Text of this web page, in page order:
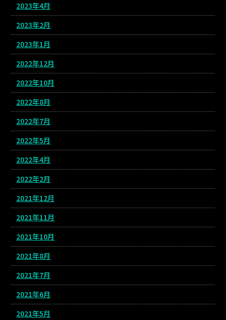
2023年4月
2023年2月
2023年1月
2022年12月
2022年10月
2022年8月
2022年7月
2022年5月
2022年4月
2022年2月
2021年12月
2021年11月
2021年10月
2021年8月
2021年7月
2021年6月
2021年5月